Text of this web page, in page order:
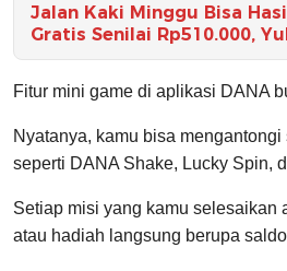
Jalan Kaki Minggu Bisa
Gratis Senilai Rp510.000,
Fitur mini game di aplikasi DANA
Nyatanya, kamu bisa
seperti DANA Shake, Lucky Spin,
Setiap misi yang kamu selesaikan
atau hadiah langsung berupa